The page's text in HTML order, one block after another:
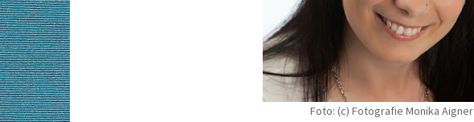
Foto: (c) Fotografie Monika Aigner